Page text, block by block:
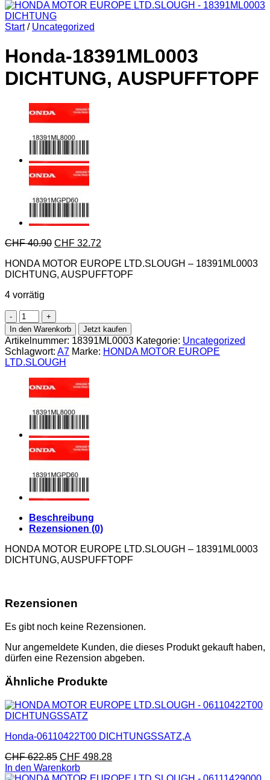
Start / Uncategorized
Honda-18391ML0003
DICHTUNG, AUSPUFFTOPF
CHF40.90 CHF 32.72
HONDA MOTOR EUROPE LTD.SLOUGH – 18391ML0003
DICHTUNG, AUSPUFFTOPF
4 vorrätig
Honda-
18391ML0003
DICHTUNG,
AUSPUFFTOPF
Menge
In den Warenkorb Jetzt kaufen
Artikelnummer: 18391ML0003 Kategorie: Uncategorized
Schlagwort: A7 Marke: HONDA MOTOR EUROPE
LTD.SLOUGH
Beschreibung
Rezensionen (0)
HONDA MOTOR EUROPE LTD.SLOUGH – 18391ML0003
DICHTUNG, AUSPUFFTOPF
Rezensionen
Es gibt noch keine Rezensionen.
Nur angemeldete Kunden, die dieses Produkt gekauft haben,
dürfen eine Rezension abgeben.
Ähnliche Produkte
Honda-06110422T00 DICHTUNGSSATZ,A
CHF622.85 CHF 498.28
In den Warenkorb